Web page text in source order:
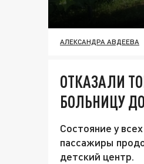
АЛЕКСАНДРА АВДЕЕВА
ОТКАЗАЛИ
БОЛЬНИЦУ
Состояние у
пассажиры
детский центр.